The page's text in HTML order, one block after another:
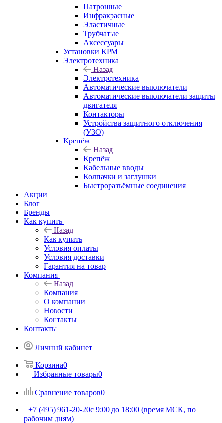
Патронные
Инфракрасные
Эластичные
Трубчатые
Аксессуары
Установки КРМ
Электротехника
Назад
Электротехника
Автоматические выключатели
Автоматические выключатели защиты
двигателя
Контакторы
Устройства защитного отключения
(УЗО)
Крепёж
Назад
Крепёж
Кабельные вводы
Колпачки и заглушки
Быстроразъёмные соединения
Акции
Блог
Бренды
Как купить
Назад
Как купить
Условия оплаты
Условия доставки
Гарантия на товар
Компания
Назад
Компания
О компании
Новости
Контакты
Контакты
Личный кабинет
Корзина0
Избранные товары0
Сравнение товаров0
+7 (495) 961-20-20с 9:00 до 18:00 (время МСК, по
рабочим дням)